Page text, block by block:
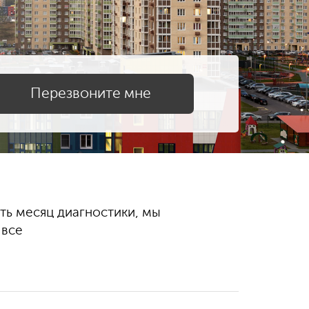
месяц диагностики, мы